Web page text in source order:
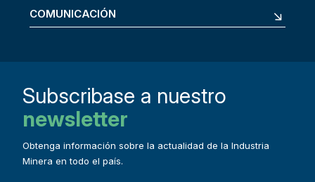
COMUNICACIÓN
Subscribase a nuestro
newsletter
Obtenga información sobre la actualidad de la Industria
Minera en todo el país.